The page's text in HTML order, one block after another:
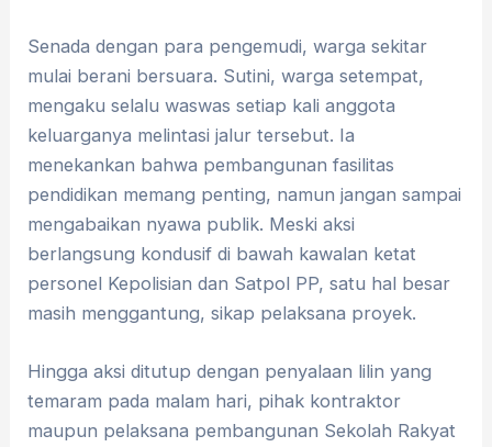
​Senada dengan para pengemudi, warga sekitar
mulai berani bersuara. Sutini, warga setempat,
mengaku selalu waswas setiap kali anggota
keluarganya melintasi jalur tersebut. Ia
menekankan bahwa pembangunan fasilitas
pendidikan memang penting, namun jangan sampai
mengabaikan nyawa publik.​ Meski aksi
berlangsung kondusif di bawah kawalan ketat
personel Kepolisian dan Satpol PP, satu hal besar
masih menggantung, sikap pelaksana proyek.
​Hingga aksi ditutup dengan penyalaan lilin yang
temaram pada malam hari, pihak kontraktor
maupun pelaksana pembangunan Sekolah Rakyat